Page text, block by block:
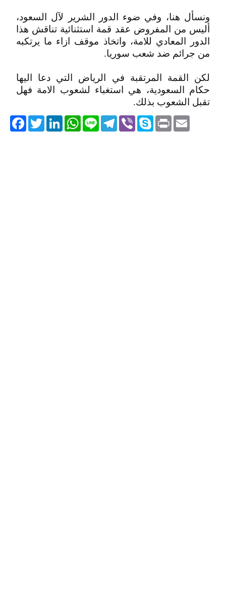
ونسأل هنا، وفي ضوء الدور الشرير لآل السعود،
أليس من المفروض عقد قمة استثنائية تناقش هذا
الدور المعادي للامة، واتخاذ موقف ازاء ما يرتكبه
من جرائم ضد شعب سوريا.
لكن القمة المرتقبة في الرياض التي دعا اليها
حكام السعودية، هي استغباء لشعوب الامة فهل
تقبل الشعوب بذلك.
TwitterLinkedIn
WhatsApp Line
Telegram ViberSkype PrintEmail